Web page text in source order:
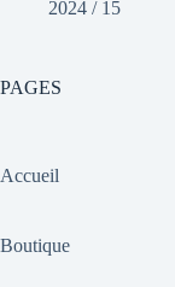
PAGES
Accueil
Boutique